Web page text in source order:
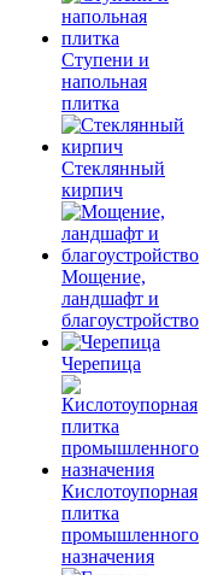
Ступени и
напольная
плитка
Cтеклянный
кирпич
Мощение,
ландшафт и
благоустройство
Черепица
Кислотоупорная
плитка
промышленного
назначения